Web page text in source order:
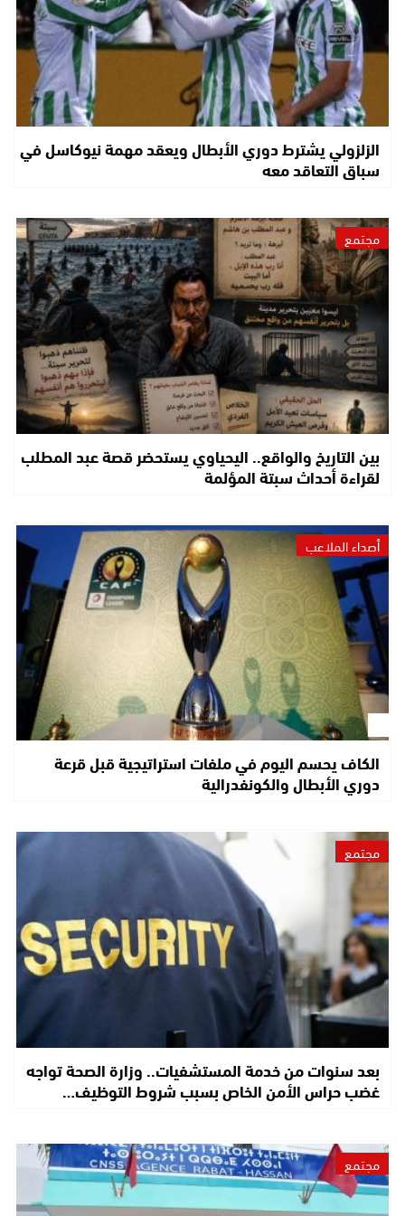
الزلزولي يشترط دوري الأبطال ويعقد مهمة نيوكاسل في
سباق التعاقد معه
مجتمع
بين التاريخ والواقع.. اليحياوي يستحضر قصة عبد المطلب
لقراءة أحداث سبتة المؤلمة
أصداء الملاعب
الكاف يحسم اليوم في ملفات استراتيجية قبل قرعة
دوري الأبطال والكونفدرالية
مجتمع
بعد سنوات من خدمة المستشفيات.. وزارة الصحة تواجه
غضب حراس الأمن الخاص بسبب شروط التوظيف…
مجتمع